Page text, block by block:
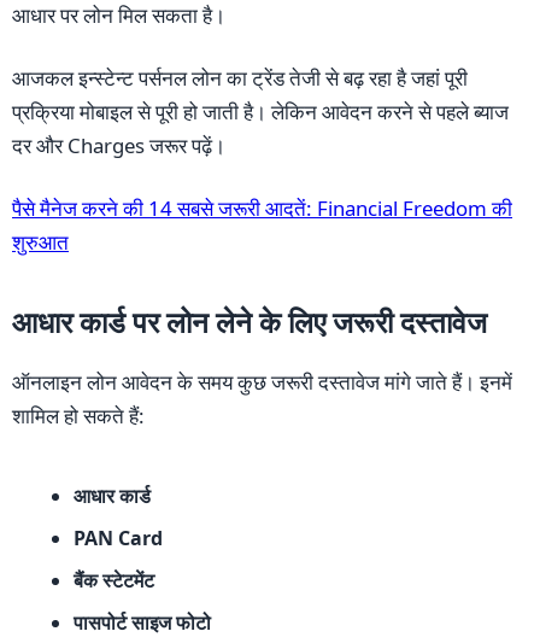
आधार पर लोन मिल सकता है।
आजकल इन्स्टेन्ट पर्सनल लोन का ट्रेंड तेजी से बढ़ रहा है जहां पूरी
प्रक्रिया मोबाइल से पूरी हो जाती है। लेकिन आवेदन करने से पहले ब्याज
दर और Charges जरूर पढ़ें।
पैसे मैनेज करने की 14 सबसे जरूरी आदतें: Financial Freedom की
शुरुआत
आधार कार्ड पर लोन लेने के लिए जरूरी दस्तावेज
ऑनलाइन लोन आवेदन के समय कुछ जरूरी दस्तावेज मांगे जाते हैं। इनमें
शामिल हो सकते हैं:
आधार कार्ड
PAN Card
बैंक स्टेटमेंट
पासपोर्ट साइज फोटो